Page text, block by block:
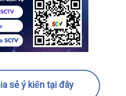
sẻ ý kiến tại đây